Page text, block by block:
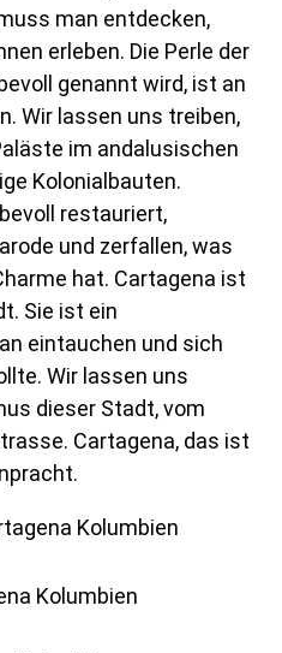
man entdecken,
erleben. Die Perle der
genannt wird, ist an
Wir lassen uns treiben,
im andalusischen
Kolonialbauten.
restauriert,
und zerfallen, was
hat. Cartagena ist
Sie ist ein
eintauchen und sich
Wir lassen uns
dieser Stadt, vom
Cartagena, das ist